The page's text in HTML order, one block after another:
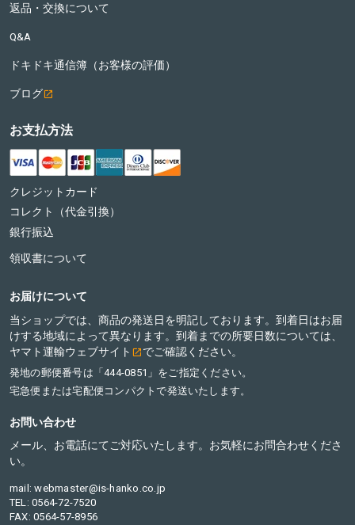
返品・交換について
Q&A
ドキドキ通信簿（お客様の評価）
ブログ
お支払方法
クレジットカード
コレクト（代金引換）
銀行振込
領収書について
お届けについて
当ショップでは、商品の発送日を明記しております。到着日はお届
けする地域によって異なります。到着までの所要日数については、
ヤマト運輸ウェブサイト
でご確認ください。
発地の郵便番号は「444-0851」をご指定ください。
宅急便または宅配便コンパクトで発送いたします。
お問い合わせ
メール、お電話にてご対応いたします。お気軽にお問合わせくださ
い。
mail: webmaster@is-hanko.co.jp
TEL: 0564-72-7520
FAX: 0564-57-8956